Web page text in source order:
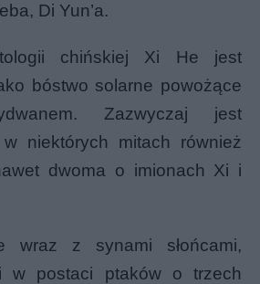
Di Yun’a.
chińskiej Xi He jest
bóstwo solarne powożące
Zazwyczaj jest
niektórych mitach również
dwoma o imionach Xi i
wraz z synami słońcami,
w postaci ptaków o trzech